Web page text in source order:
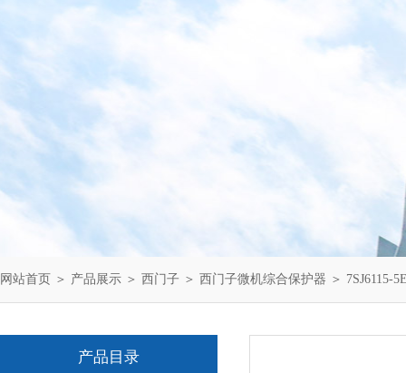
网站首页 ＞ 产品展示 ＞ 西门子 ＞ 西门子微机综合保护器 ＞ 7SJ6115-
产品目录